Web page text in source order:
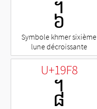
᧶
Symbole khmer sixième
lune décroissante
U+19F8
᧸